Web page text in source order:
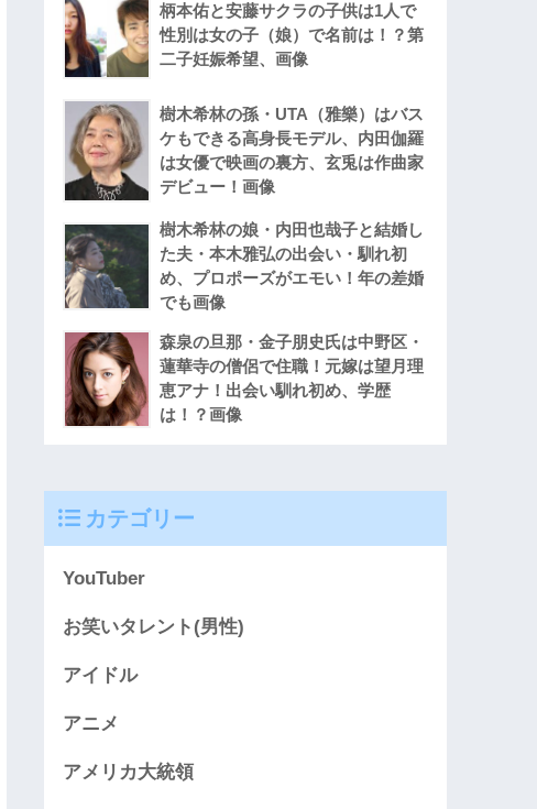
柄本佑と安藤サクラの子供は1人で
性別は女の子（娘）で名前は！？第
二子妊娠希望、画像
樹木希林の孫・UTA（雅樂）はバス
ケもできる高身長モデル、内田伽羅
は女優で映画の裏方、玄兎は作曲家
デビュー！画像
樹木希林の娘・内田也哉子と結婚し
た夫・本木雅弘の出会い・馴れ初
め、プロポーズがエモい！年の差婚
でも画像
森泉の旦那・金子朋史氏は中野区・
蓮華寺の僧侶で住職！元嫁は望月理
恵アナ！出会い馴れ初め、学歴
は！？画像
カテゴリー
YouTuber
お笑いタレント(男性)
アイドル
アニメ
アメリカ大統領